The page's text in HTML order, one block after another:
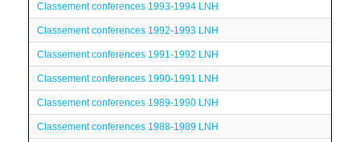
Classement conferences 1993-1994 LNH
Classement conferences 1992-1993 LNH
Classement conferences 1991-1992 LNH
Classement conferences 1990-1991 LNH
Classement conferences 1989-1990 LNH
Classement conferences 1988-1989 LNH